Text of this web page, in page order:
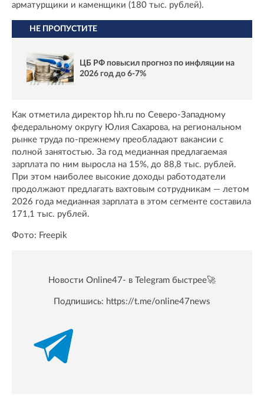
арматурщики и каменщики (180 тыс. рублей).
НЕ ПРОПУСТИТЕ
ЦБ РФ повысил прогноз по инфляции на
2026 год до 6-7%
Как отметила директор hh.ru по Северо-Западному
федеральному округу Юлия Сахарова, на региональном
рынке труда по-прежнему преобладают вакансии с
полной занятостью. За год медианная предлагаемая
зарплата по ним выросла на 15%, до 88,8 тыс. рублей.
При этом наиболее высокие доходы работодатели
продолжают предлагать вахтовым сотрудникам — летом
2026 года медианная зарплата в этом сегменте составила
171,1 тыс. рублей.
Фото: Freepik
Новости Online47- в Telegram быстрее🚀
Подпишись: https://t.me/online47news